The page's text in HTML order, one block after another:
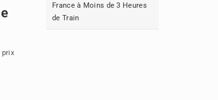
France à Moins de 3 Heures
de Train